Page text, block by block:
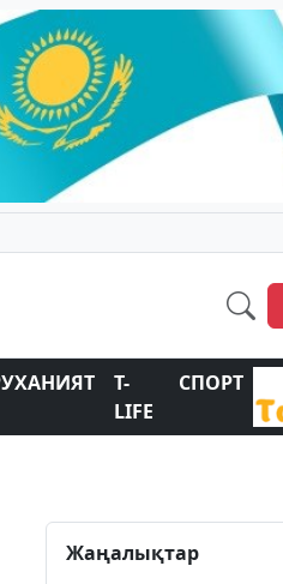
T-
LIFE
СПОРТ
Жаңалықтар